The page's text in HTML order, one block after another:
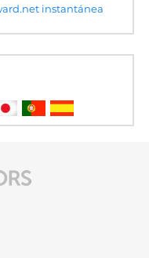
instantánea